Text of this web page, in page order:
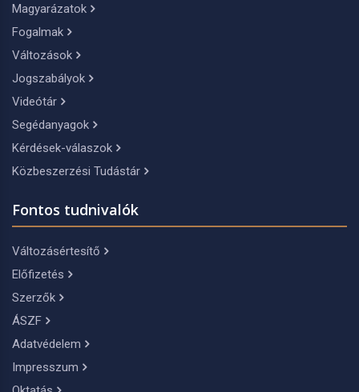
Magyarázatok
Fogalmak
Változások
Jogszabályok
Videótár
Segédanyagok
Kérdések-válaszok
Közbeszerzési Tudástár
Fontos tudnivalók
Változásértesítő
Előfizetés
Szerzők
ÁSZF
Adatvédelem
Impresszum